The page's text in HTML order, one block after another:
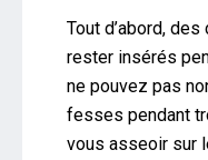
Tout d’abord,
rester insérés
ne pouvez pas
fesses pendant
vous asseoir sur